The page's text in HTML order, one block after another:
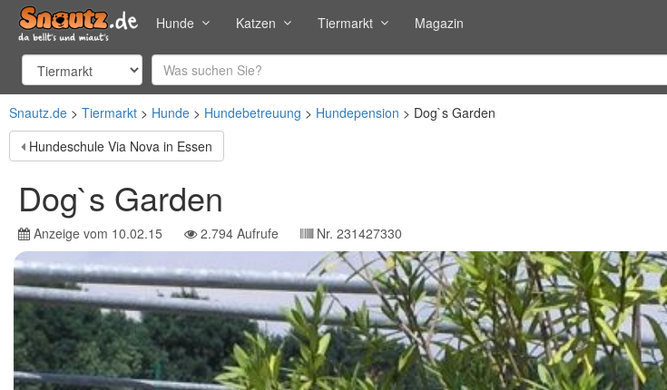
Hunde Katzen Tiermarkt Magazin
Snautz.de Tiermarkt Hunde Hundebetreuung Hundepension
Dog`s Garden
Hundeschule Via Nova in Essen
Dog`s Garden
Anzeige vom 10.02.15 2.794 Aufrufe Nr. 231427330